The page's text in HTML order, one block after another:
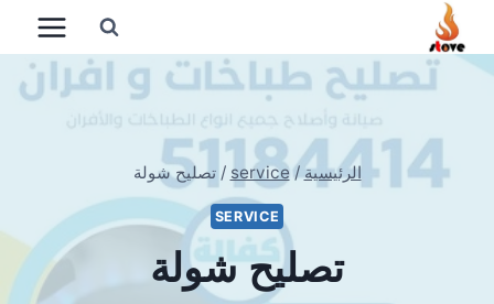
التجاوز
المحتوى
الرئيسية /
service
/ تصليح شولة
SERVICE
تصليح شولة